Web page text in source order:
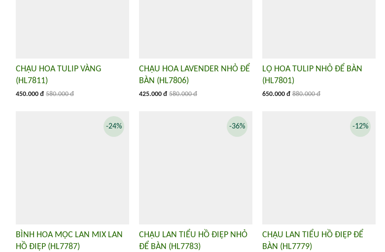
CHẬU HOA TULIP VÀNG
(HL7811)
450.000 đ 580.000 đ
CHẬU HOA LAVENDER NHỎ ĐỂ
BÀN (HL7806)
425.000 đ 580.000 đ
LỌ HOA TULIP NHỎ ĐỂ BÀN
(HL7801)
650.000 đ 880.000 đ
BÌNH HOA MỘC LAN MIX LAN
HỒ ĐIỆP (HL7787)
-24%
CHẬU LAN TIỂU HỒ ĐIỆP NHỎ
ĐỂ BÀN (HL7783)
-36%
CHẬU LAN TIỂU HỒ ĐIỆP ĐỂ
BÀN (HL7779)
-12%